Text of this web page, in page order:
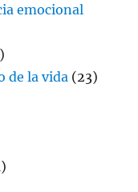
emocional
de la vida (23)